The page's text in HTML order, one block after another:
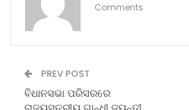
Comments
PREV POST
ବିଧାନସଭା ପରିସରରେ